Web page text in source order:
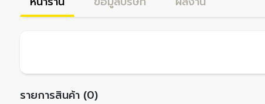
รายการสินค้า (0)